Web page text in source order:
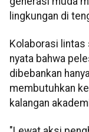
lingkungan di
Kolaborasi
nyata bahwa
dibebankan
membutuhkan
kalangan